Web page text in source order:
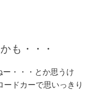
も・・・
・・・とか思うけ
ドカーで思いっきり